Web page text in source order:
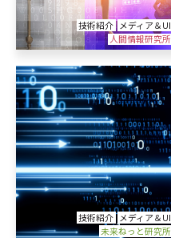
技術紹介 メディア＆UI
人間情報研究所
技術紹介 メディア＆UI
未来ねっと研究所